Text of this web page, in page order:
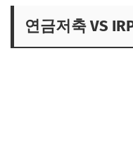
✅가입대상
✅납인한도와 세액공
연금저축 VS